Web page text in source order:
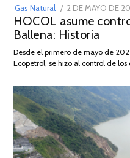
Gas Natural
POSTED
ON
2 DE MAYO DE
HOCOL asume
Ballena: Historia
Desde el primero de mayo de
Ecopetrol, se hizo al control de los